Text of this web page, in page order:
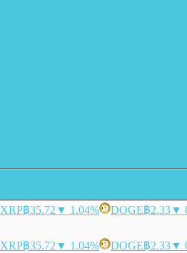
XRP฿35.72 ▼ 1.04% DOGE฿2.33▼
XRP฿35.72 ▼ 1.04% DOGE฿2.33▼